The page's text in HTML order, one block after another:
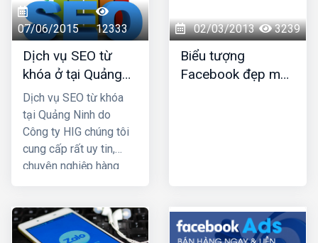
mọi người nhanh chóng
với chi phí rẻ hơn rất
nhiều so với các
phương thức marketing
truyền thống. HIG là
công ty thiết kế web tại
Nam Định uy tín chuyên
nghiệp được nhiều
khách hàng lựa chọn,
hãy liên hệ ngay với
07/06/2015 12333
Dịch vụ SEO từ
khóa ở tại Quảng
Ninh
Dịch vụ SEO từ khóa
tại Quảng Ninh do
Công ty HIG chúng tôi
cung cấp rất uy tin,
chuyên nghiệp hàng
nhiều năm kinh nghiệm
trong lĩnh vực SEO top
02/03/2013 3239
Biểu tượng
Facebook đẹp mới